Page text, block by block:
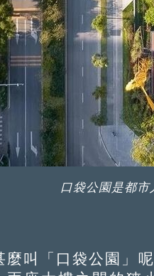
口袋公園是都
「口袋公園」呢